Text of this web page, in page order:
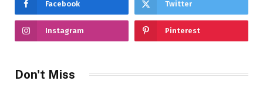
Facebook Twitter
Instagram Pinterest
Don't Miss